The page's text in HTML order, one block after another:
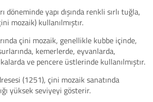
döneminde yapı dışında renkli sırlı tuğla,
mozaik) kullanılmıştır.
çini mozaik, genellikle kubbe içinde,
kemerlerde, eyvanlarda,
ve pencere üstlerinde kullanılmıştır.
(1251), çini mozaik sanatında
yüksek seviyeyi gösterir.